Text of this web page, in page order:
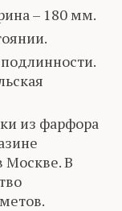
– 180 мм.
из фарфора
Москве. В